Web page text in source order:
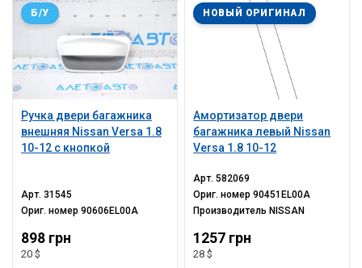
Ручка двери багажника
внешняя Nissan Versa 1.8
10-12 с кнопкой
Б/У
Арт.31545
Ориг. номер90606EL00A
898 грн
20 $
Амортизатор двери
багажника левый Nissan
Versa 1.8 10-12
НОВЫЙ ОРИГИНАЛ
Арт.582069
Ориг. номер90451EL00A
Производитель NISSAN
1257 грн
28 $